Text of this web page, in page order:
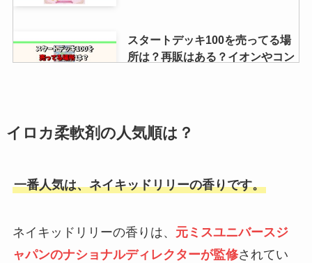
スタートデッキ100を売ってる場
所は？再販はある？イオンやコン
【パリコレグミ】ドンキに売って
る？Amazonにはある？販売停止
イオンやヨドバシで買える？定価
や最安値の販売店を調査！
イロカ柔軟剤の人気順は？
一番人気は、ネイキッドリリーの香りです。
ネイキッドリリーの香りは、 元ミスユニバースジ
ャパンのナショナルディレクターが監修されてい